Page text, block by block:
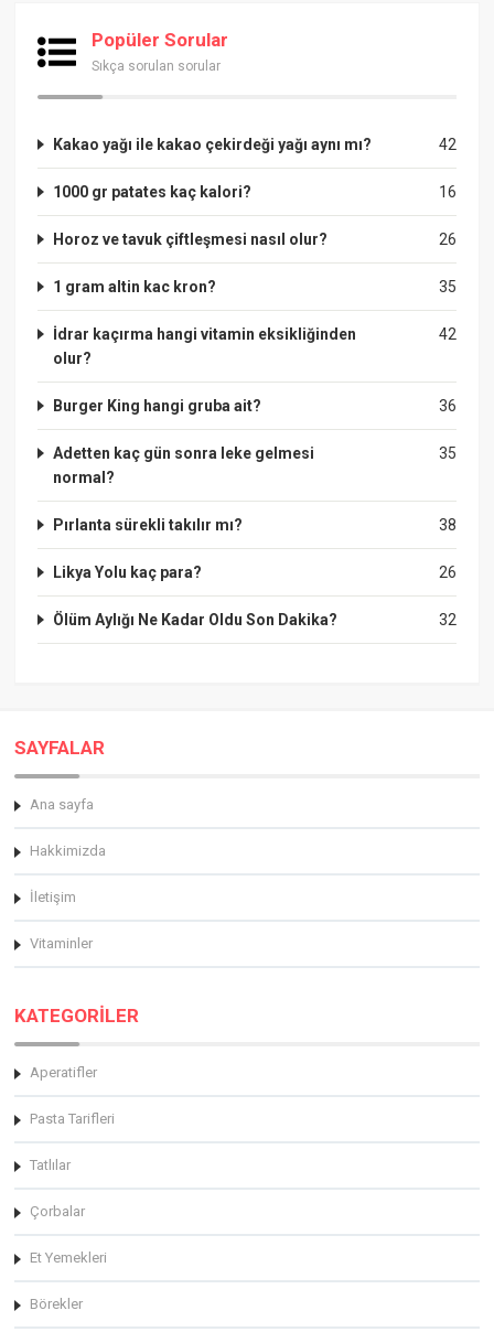
Popüler Sorular
Sıkça sorulan sorular
42
Kakao yağı ile kakao çekirdeği yağı aynı mı?
16
1000 gr patates kaç kalori?
26
Horoz ve tavuk çiftleşmesi nasıl olur?
35
1 gram altin kac kron?
42
İdrar kaçırma hangi vitamin eksikliğinden
olur?
36
Burger King hangi gruba ait?
35
Adetten kaç gün sonra leke gelmesi
normal?
38
Pırlanta sürekli takılır mı?
26
Likya Yolu kaç para?
32
Ölüm Aylığı Ne Kadar Oldu Son Dakika?
SAYFALAR
Ana sayfa
Hakkimizda
İletişim
Vitaminler
KATEGORİLER
Aperatifler
Pasta Tarifleri
Tatlılar
Çorbalar
Et Yemekleri
Börekler